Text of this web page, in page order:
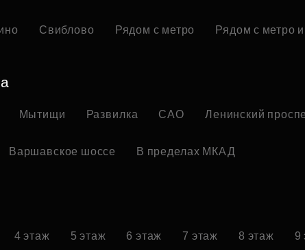
Свиблово Рядом с метро Рядом с метро и
Мытищи Развилка САО Ленинский
Варшавское шоссе В пределах МКАД
4 этаж 5 этаж 6 этаж 7 этаж 8 этаж 9